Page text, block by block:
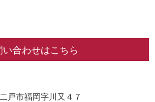
合わせはこちら
戸市福岡字川又４７